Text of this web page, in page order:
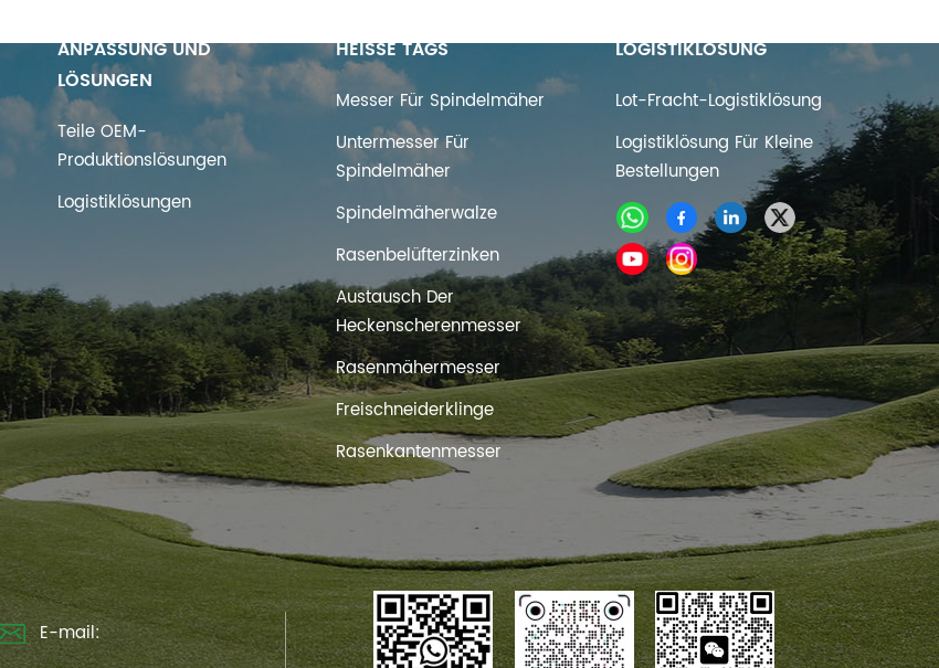
ANPASSUNG UND
LÖSUNGEN
Teile OEM-
Produktionslösungen
Logistiklösungen
HEISSE TAGS
Messer Für Spindelmäher
Untermesser Für
Spindelmäher
Spindelmäherwalze
Rasenbelüfterzinken
Austausch Der
Heckenscherenmesser
Rasenmähermesser
Freischneiderklinge
Rasenkantenmesser
LOGISTIKLÖSUNG
Lot-Fracht-Logistiklösung
Logistiklösung Für Kleine
Bestellungen
E-mail: